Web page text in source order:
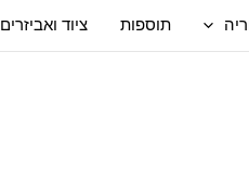
תוספות ציוד ואביזרים